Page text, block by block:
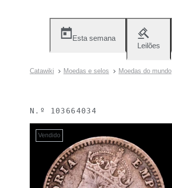
Esta semana
Leilões
Catawiki Moedas e selos Moedas do mundo
N.º 103664034
Vendido